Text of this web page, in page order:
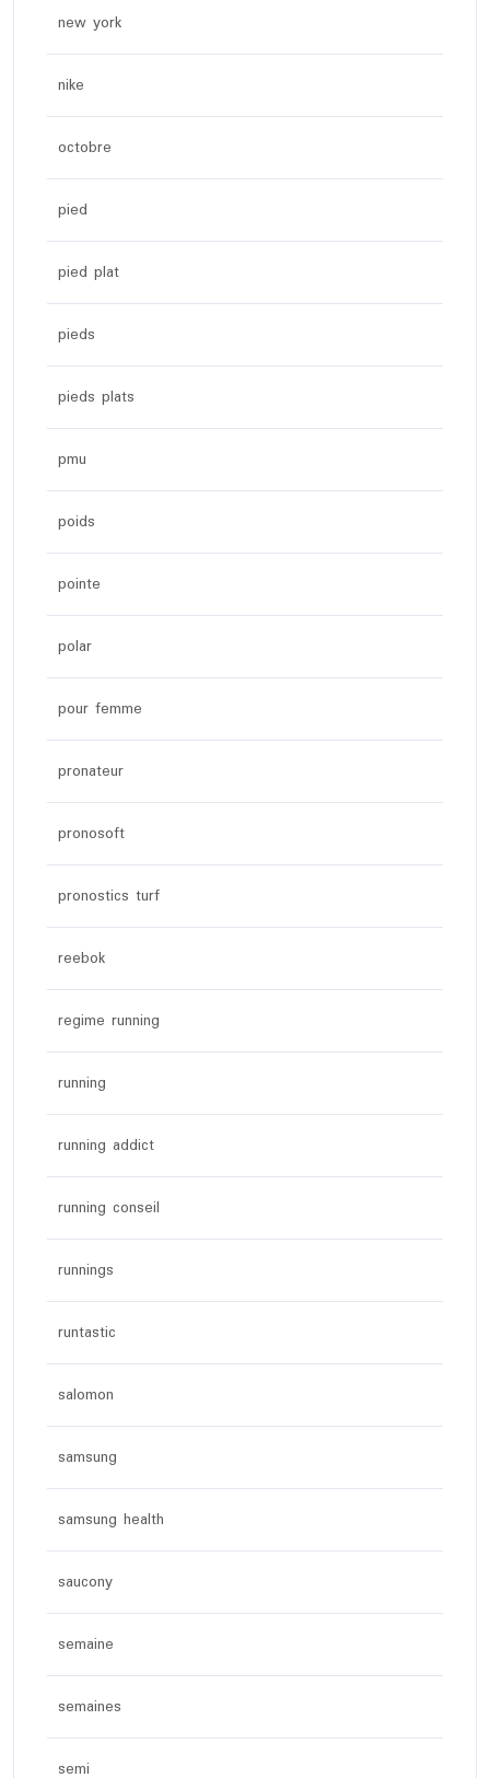
new york
nike
octobre
pied
pied plat
pieds
pieds plats
pmu
poids
pointe
polar
pour femme
pronateur
pronosoft
pronostics turf
reebok
regime running
running
running addict
running conseil
runnings
runtastic
salomon
samsung
samsung health
saucony
semaine
semaines
semi